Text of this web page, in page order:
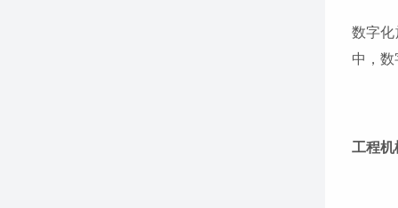
数字
中，
工程机